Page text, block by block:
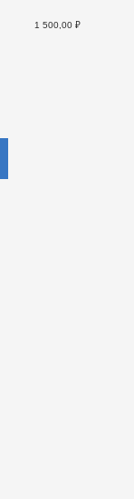
1 500,00 ₽